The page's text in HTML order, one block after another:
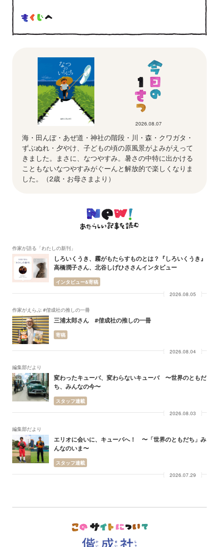
2026.08.07
海・田んぼ・あぜ道・神社の階段・川・森・クワガタ・
ずぶぬれ・夕やけ、子どもの頃の原風景がよみがえって
きました。まさに、なつやすみ。暑さの中特に出かける
こともないなつやすみがぐーんと解放的で楽しくなりま
した。（2歳・お母さまより）
作家が語る「わたしの新刊」
しろいくうき、霧がもたらすものとは？『しろいくうき』
高橋潤子さん、北谷しげひささんインタビュー
インタビュー&寄稿
2026.08.05
作家がえらぶ #偕成社の推しの一冊
三浦太郎さん #偕成社の推しの一冊
寄稿
2026.08.04
編集部だより
変わったキューバ、変わらないキューバ 〜世界のともだ
ち、みんなの今〜
スタッフ連載
2026.08.03
編集部だより
エリオに会いに、キューバへ！ 〜「世界のともだち」み
んなのいま〜
スタッフ連載
2026.07.29